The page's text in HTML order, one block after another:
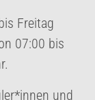
Freitag
07:00 bis
und